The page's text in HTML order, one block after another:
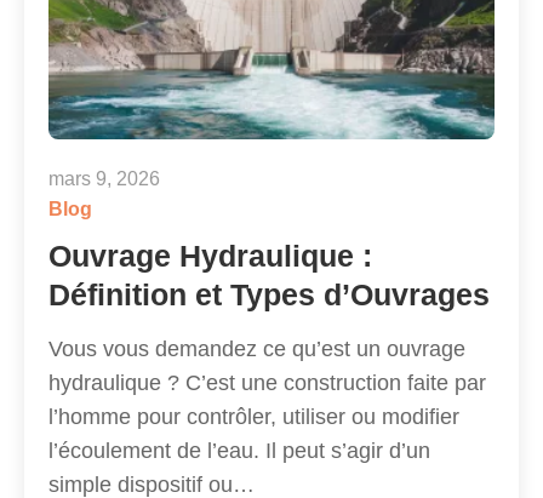
mars 9, 2026
Blog
Ouvrage Hydraulique :
Définition et Types d’Ouvrages
Vous vous demandez ce qu’est un ouvrage
hydraulique ? C’est une construction faite par
l’homme pour contrôler, utiliser ou modifier
l’écoulement de l’eau. Il peut s’agir d’un
simple dispositif ou…